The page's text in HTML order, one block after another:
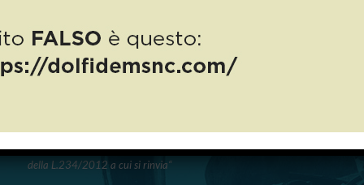
aiuti DE MINIMIS ricevuti dalla nostra impresa nell’anno 2023 sono
contenuti nel registro nazionale degli aiuti di Stato di cui all’ ART.52
della L.234/2012 a cui si rinvia“